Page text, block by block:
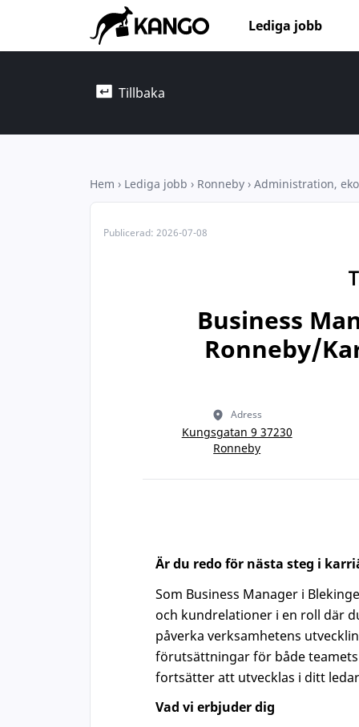
Lediga jobb
Tillbaka
Hem › Lediga jobb › Ronneby › Administration,
Publicerad: 2026-07-08
Business
Ronneby/
Adress
Kungsgatan 9 37230
Ronneby
Är du redo för nästa steg i
Som Business Manager i
och kundrelationer i en roll där
påverka verksamhetens
förutsättningar för både
fortsätter att utvecklas i ditt
Vad vi erbjuder dig